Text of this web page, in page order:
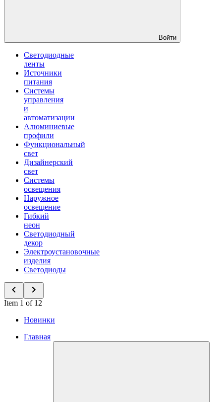
Войти
Светодиодные
ленты
Источники
питания
Системы
управления
и
автоматизации
Алюминиевые
профили
Функциональный
свет
Дизайнерский
свет
Системы
освещения
Наружное
освещение
Гибкий
неон
Светодиодный
декор
Электроустановочные
изделия
Светодиоды
Item 1 of 12
Новинки
Главная